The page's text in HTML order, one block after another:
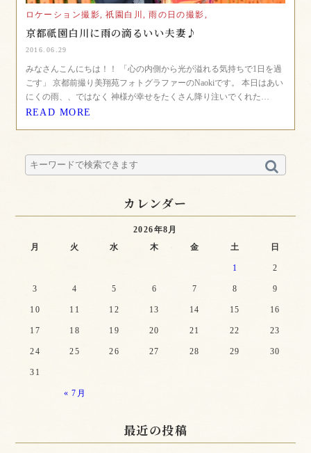
ロケーション撮影, 祇園白川, 雨の日の撮影,
京都祇園白川に雨の滴るいい夫妻♪
2016.06.29
みなさんこんにちは！！ 「心の内側から光が溢れる気持ちで1日を過
ごす」 京都前撮り美翔苑フォトグラファーのNaokiです。 本日はあい
にくの雨、、ではなく 神様が幸せをたくさん降り注いでくれた…
READ MORE
カレンダー
2026年8月
月
火 水 木 金 土 日
« 7月
1 2
3 4 5 6 7 8 9
10 11 12 13 14 15 16
17 18 19 20 21 22 23
24 25 26 27 28 29 30
31
最近の投稿